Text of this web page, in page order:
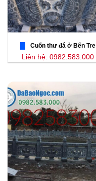
Cuốn thư đá ở Bến Tre
Liên hệ: 0982.583.000